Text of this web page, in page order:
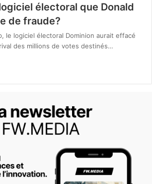
électoral que Donald
de fraude?
le logiciel électoral Dominion aurait effacé
des millions de votes destinés…